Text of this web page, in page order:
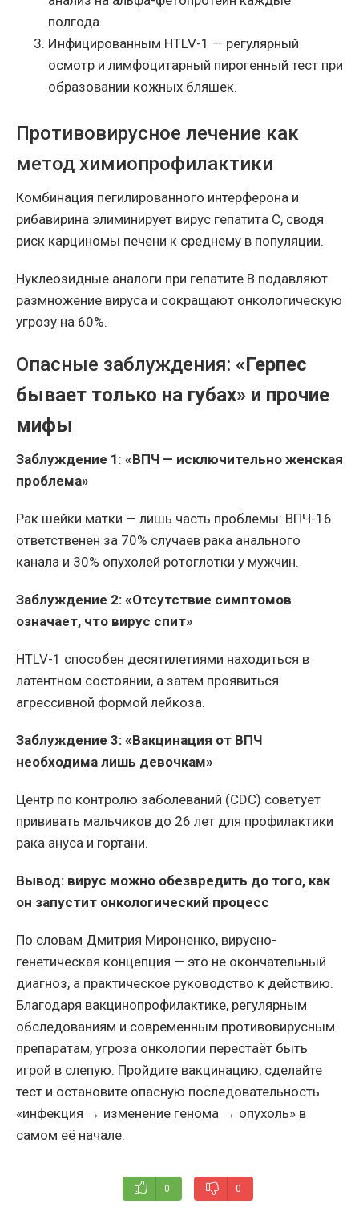
полгода.
Инфицированным HTLV-1 — регулярный
осмотр и лимфоцитарный пирогенный тест при
образовании кожных бляшек.
Противовирусное лечение как
метод химиопрофилактики
Комбинация пегилированного интерферона и
рибавирина элиминирует вирус гепатита C, сводя
риск карциномы печени к среднему в популяции.
Нуклеозидные аналоги при гепатите B подавляют
размножение вируса и сокращают онкологическую
угрозу на 60%.
Опасные заблуждения: «Герпес
бывает только на губах» и прочие
мифы
Заблуждение 1 : «ВПЧ — исключительно женская
проблема»
Рак шейки матки — лишь часть проблемы: ВПЧ-16
ответственен за 70% случаев рака анального
канала и 30% опухолей ротоглотки у мужчин.
Заблуждение 2: «Отсутствие симптомов
означает, что вирус спит»
HTLV-1 способен десятилетиями находиться в
латентном состоянии, а затем проявиться
агрессивной формой лейкоза.
Заблуждение 3: «Вакцинация от ВПЧ
необходима лишь девочкам»
Центр по контролю заболеваний (CDC) советует
прививать мальчиков до 26 лет для профилактики
рака ануса и гортани.
Вывод: вирус можно обезвредить до того, как
он запустит онкологический процесс
По словам Дмитрия Мироненко, вирусно-
генетическая концепция — это не окончательный
диагноз, а практическое руководство к действию.
Благодаря вакцинопрофилактике, регулярным
обследованиям и современным противовирусным
препаратам, угроза онкологии перестаёт быть
игрой в слепую. Пройдите вакцинацию, сделайте
тест и остановите опасную последовательность
«инфекция → изменение генома → опухоль» в
самом её начале.
0 0